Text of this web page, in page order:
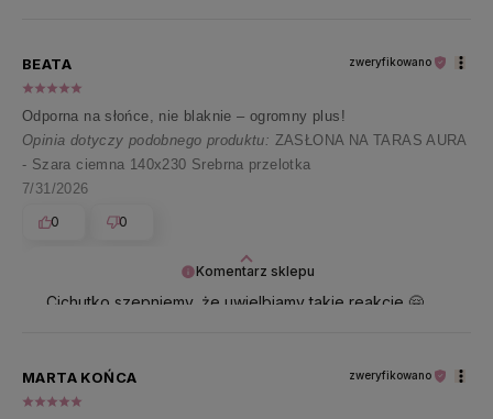
Komentarz sklepu
Cichutko szepniemy, że uwielbiamy takie reakcje 🤗
BEATA zweryfikowano
Odporna na słońce, nie blaknie – ogromny plus!
Opinia dotyczy podobnego produktu: ZASŁONA NA TARAS AURA
- Szara ciemna 140x230 Srebrna przelotka
7/31/2026
0
0
MARTA KOŃCA zweryfikowano